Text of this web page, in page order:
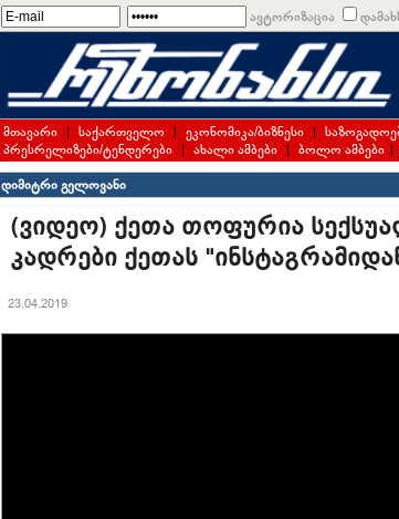
ავტორიზაცია
მთავარი | საქართველო | ეკონომიკა/ბიზნესი |
პრესრელიზები/ტენდერები | ახალი ამბები | ბოლო ამბები |
დიმიტრი გელოვანი
(ვიდეო) ქეთა თოფურია
კადრები ქეთას
23.04.2019